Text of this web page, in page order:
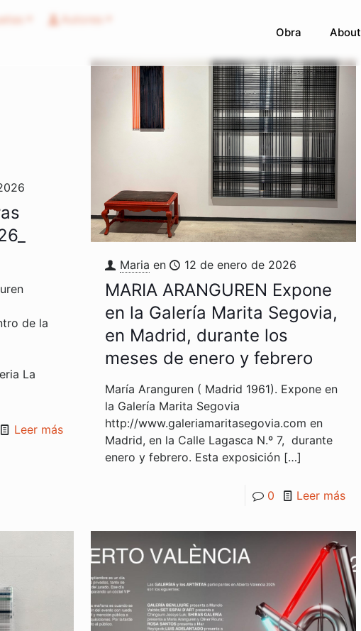
Obra About
Autores
de la
La
Leer más
Maria en 12 de enero de 2026
MARIA ARANGUREN Expone
en la Galería Marita Segovia,
en Madrid, durante los
meses de enero y febrero
María Aranguren ( Madrid 1961). Expone en
la Galería Marita Segovia
http://www.galeriamaritasegovia.com en
Madrid, en la Calle Lagasca N.º 7, durante
enero y febrero. Esta exposición[…]
0 Leer más